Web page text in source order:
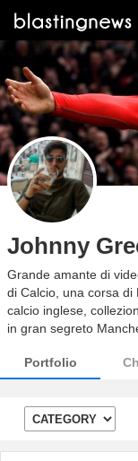
Johnny
Grande amante di
di Calcio, una corsa
calcio inglese,
in gran segreto
Portfolio